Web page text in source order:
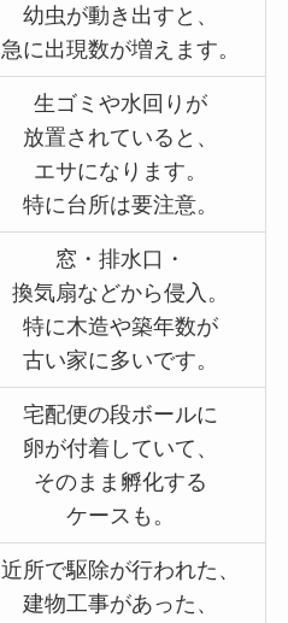
幼虫が動き出すと、
急に出現数が増えます。
生ゴミや水回りが
放置されていると、
エサになります。
特に台所は要注意。
窓・排水口・
換気扇などから侵入。
特に木造や築年数が
古い家に多いです。
宅配便の段ボールに
卵が付着していて、
そのまま孵化する
ケースも。
近所で駆除が行われた、
建物工事があった、